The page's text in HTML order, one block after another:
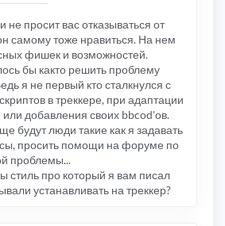
не просит вас отказываться от
самому тоже нравиться. На нем
фишек и возможностей.
бы както решить проблему
я не первый кто сталкнулся с
в треккере, при адаптации
или добавления своих bbcod'ов.
будут люди такие как я задавать
просить помощи на форуме по
проблемы...
стиль про который я вам писал
устанавливать на треккер?